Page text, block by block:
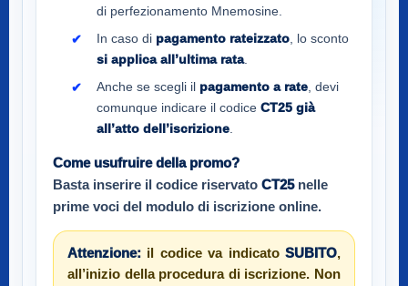
di perfezionamento Mnemosine.
In caso di pagamento rateizzato , lo sconto
si applica all’ultima rata.
Anche se scegli il pagamento a rate , devi
comunque indicare il codice CT25 già
all’atto dell’iscrizione
Come usufruire della promo?
Basta inserire il codice riservato CT25nelle
prime voci del modulo di iscrizione online.
Attenzione: il codice va indicato SUBITO,
all’inizio della procedura di iscrizione. Non